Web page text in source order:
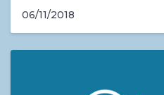
06/11/2018